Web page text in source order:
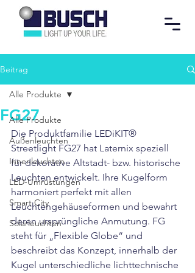
Beitrag
Alle Produkte
Außenleuchten
Innenleuchten
LED-Umrüstungen
Smart City
Solarleuchten
Alle Produkte
FG27
Die Produktfamilie LEDiKIT®
Streetlight FG27 hat Laternix speziell
für dekorative Altstadt- bzw. historische
Leuchten entwickelt. Ihre Kugelform
harmoniert perfekt mit allen
Leuchtengehäuseformen und bewahrt
deren ursprüngliche Anmutung. FG
steht für „Flexible Globe“ und
beschreibt das Konzept, innerhalb der
Kugel unterschiedliche lichttechnische